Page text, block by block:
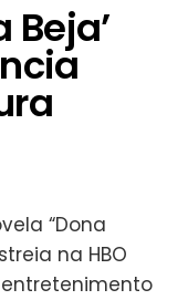
Beja’
“Dona
na HBO